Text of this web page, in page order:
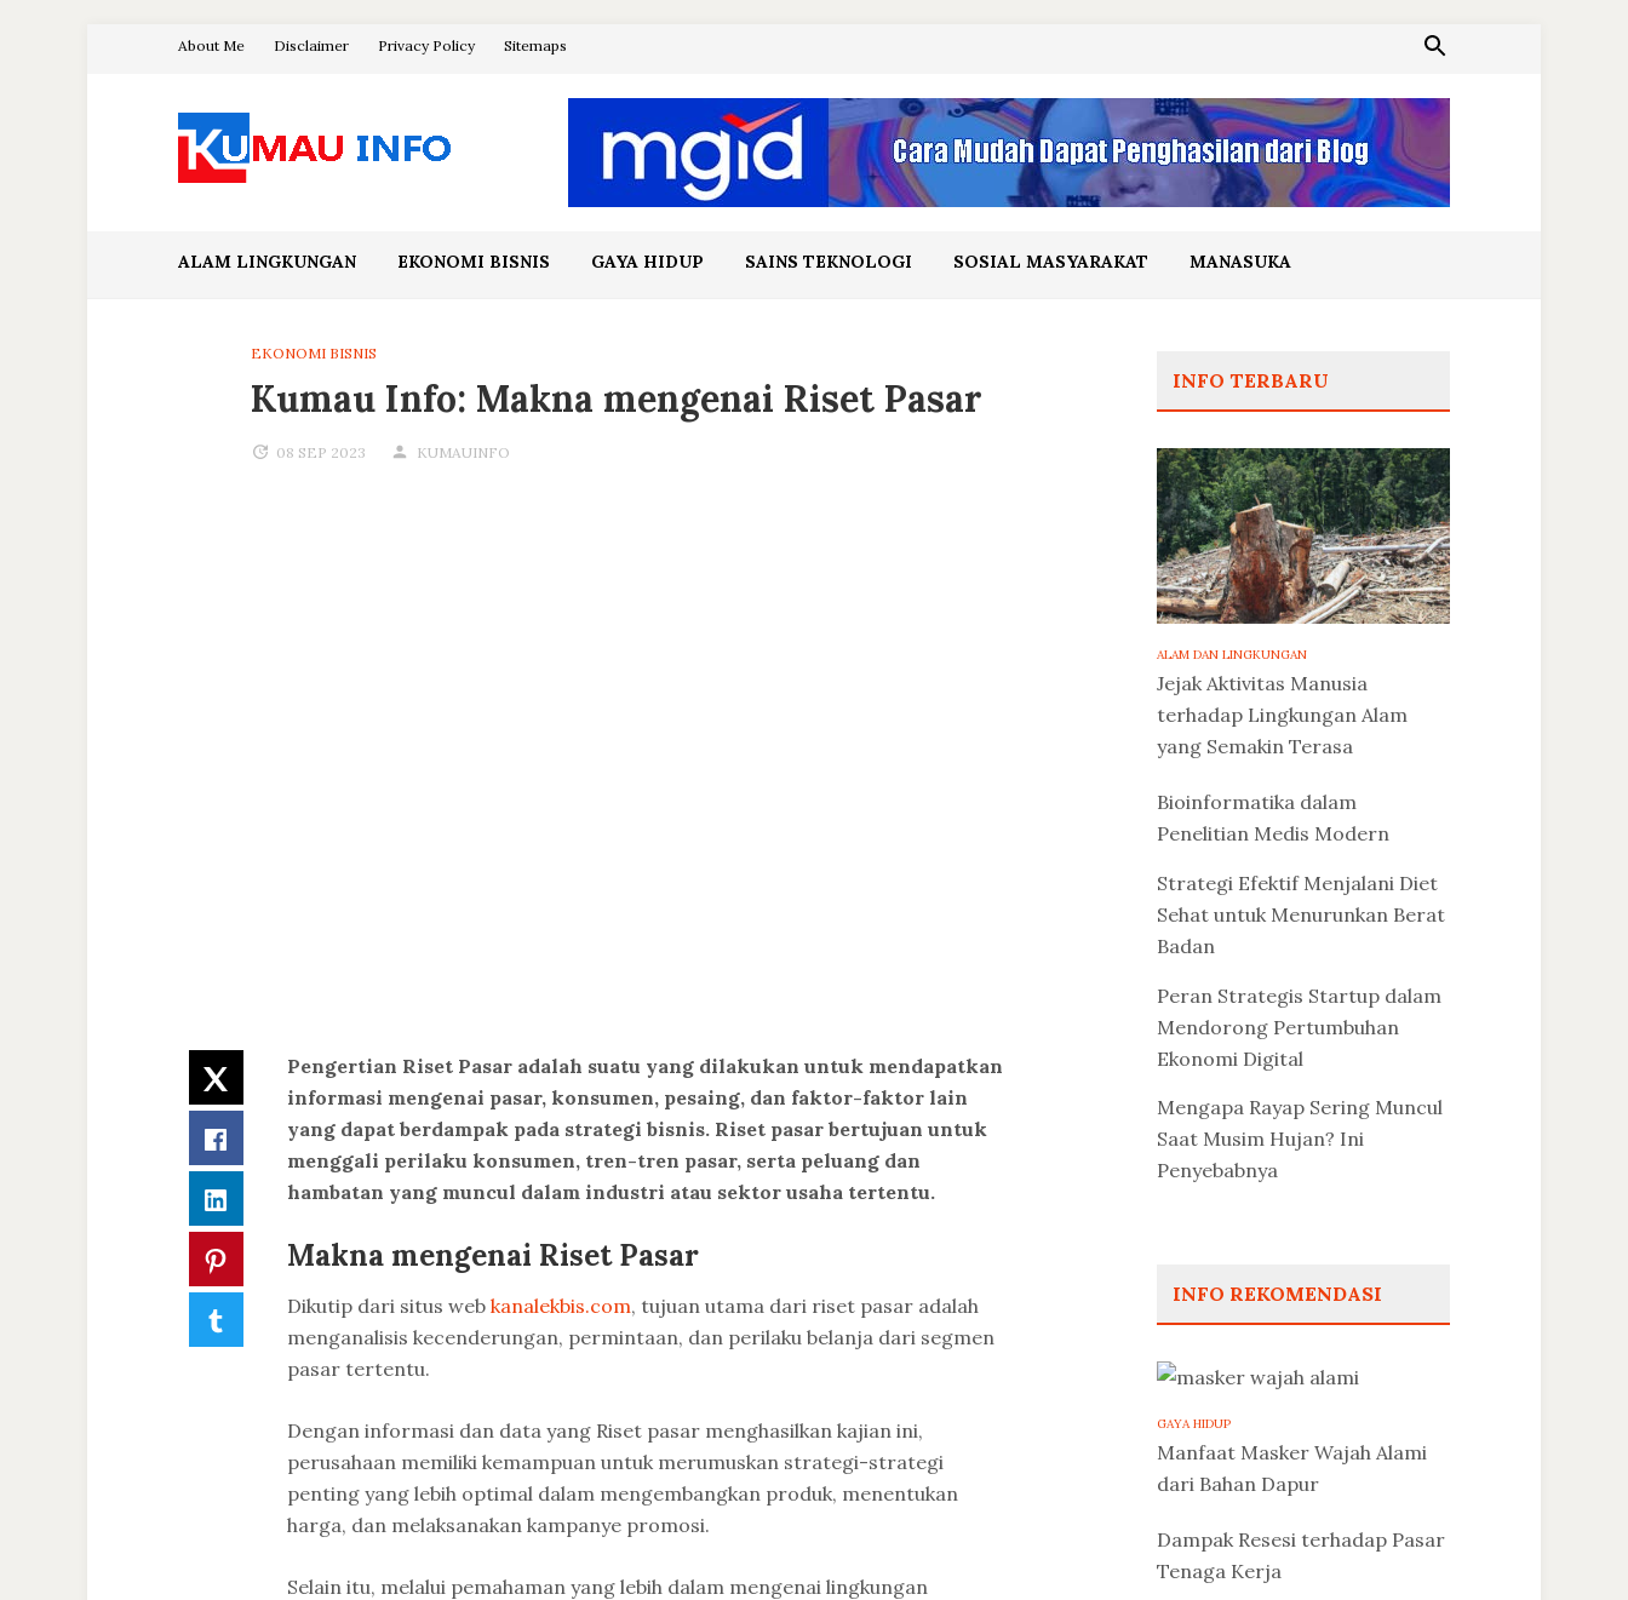
About Me Disclaimer Privacy Policy Sitemaps
ALAM LINGKUNGAN EKONOMI BISNIS GAYA HIDUP SAINS TEKNOLOGI SOSIAL MASYARAKAT MANASUKA
EKONOMI BISNIS
Kumau Info: Makna mengenai Riset Pasar
08 SEP 2023 KUMAUINFO
Twitter
Facebook
LinkedIn
Pinterest
Tumblr
Pengertian Riset Pasar adalah suatu yang dilakukan untuk mendapatkan
informasi mengenai pasar, konsumen, pesaing, dan faktor-faktor lain
yang dapat berdampak pada strategi bisnis. Riset pasar bertujuan untuk
menggali perilaku konsumen, tren-tren pasar, serta peluang dan
hambatan yang muncul dalam industri atau sektor usaha tertentu.
Makna mengenai Riset Pasar
Dikutip dari situs web kanalekbis.com, tujuan utama dari riset pasar adalah
menganalisis kecenderungan, permintaan, dan perilaku belanja dari segmen
pasar tertentu.
Dengan informasi dan data yang Riset pasar menghasilkan kajian ini,
perusahaan memiliki kemampuan untuk merumuskan strategi-strategi
penting yang lebih optimal dalam mengembangkan produk, menentukan
harga, dan melaksanakan kampanye promosi.
Selain itu, melalui pemahaman yang lebih dalam mengenai lingkungan
INFO TERBARU
ALAM DAN LINGKUNGAN
Jejak Aktivitas Manusia
terhadap Lingkungan Alam
yang Semakin Terasa
Bioinformatika dalam
Penelitian Medis Modern
Strategi Efektif Menjalani Diet
Sehat untuk Menurunkan Berat
Badan
Peran Strategis Startup dalam
Mendorong Pertumbuhan
Ekonomi Digital
Mengapa Rayap Sering Muncul
Saat Musim Hujan? Ini
Penyebabnya
INFO REKOMENDASI
GAYA HIDUP
Manfaat Masker Wajah Alami
dari Bahan Dapur
Dampak Resesi terhadap Pasar
Tenaga Kerja